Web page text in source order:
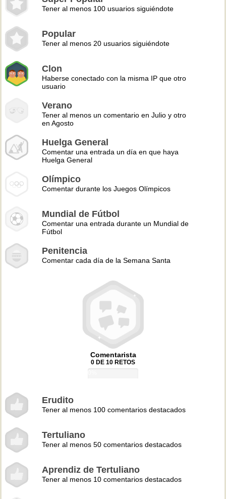
Tener al menos 100 usuarios siguiéndote
Popular
Tener al menos 20 usuarios siguiéndote
Clon
Haberse conectado con la misma IP que otro
usuario
Verano
Tener al menos un comentario en Julio y otro
en Agosto
Huelga General
Comentar una entrada un día en que haya
Huelga General
Olímpico
Comentar durante los Juegos Olímpicos
Mundial de Fútbol
Comentar una entrada durante un Mundial de
Fútbol
Penitencia
Comentar cada día de la Semana Santa
Comentarista
0 DE 10 RETOS
Erudito
Tener al menos 100 comentarios destacados
Tertuliano
Tener al menos 50 comentarios destacados
Aprendiz de Tertuliano
Tener al menos 10 comentarios destacados